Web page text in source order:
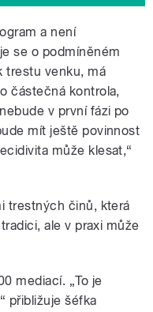
a není
se o podmíněném
trestu venku, má
částečná kontrola,
v první fázi po
mít ještě povinnost
může klesat,“
trestných činů, která
ale v praxi může
mediací. „To je
přibližuje šéfka